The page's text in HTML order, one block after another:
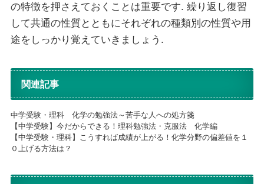
の特徴を押さえておくことは重要です. 繰り返し復習
して共通の性質とともにそれぞれの種類別の性質や用
途をしっかり覚えていきましょう.
関連記事
中学受験・理科 化学の勉強法～苦手な人への処方箋
【中学受験】今だからできる！理科勉強法・克服法 化学編
【中学受験・理科】こうすれば成績が上がる！化学分野の偏差値を１
０上げる方法は？